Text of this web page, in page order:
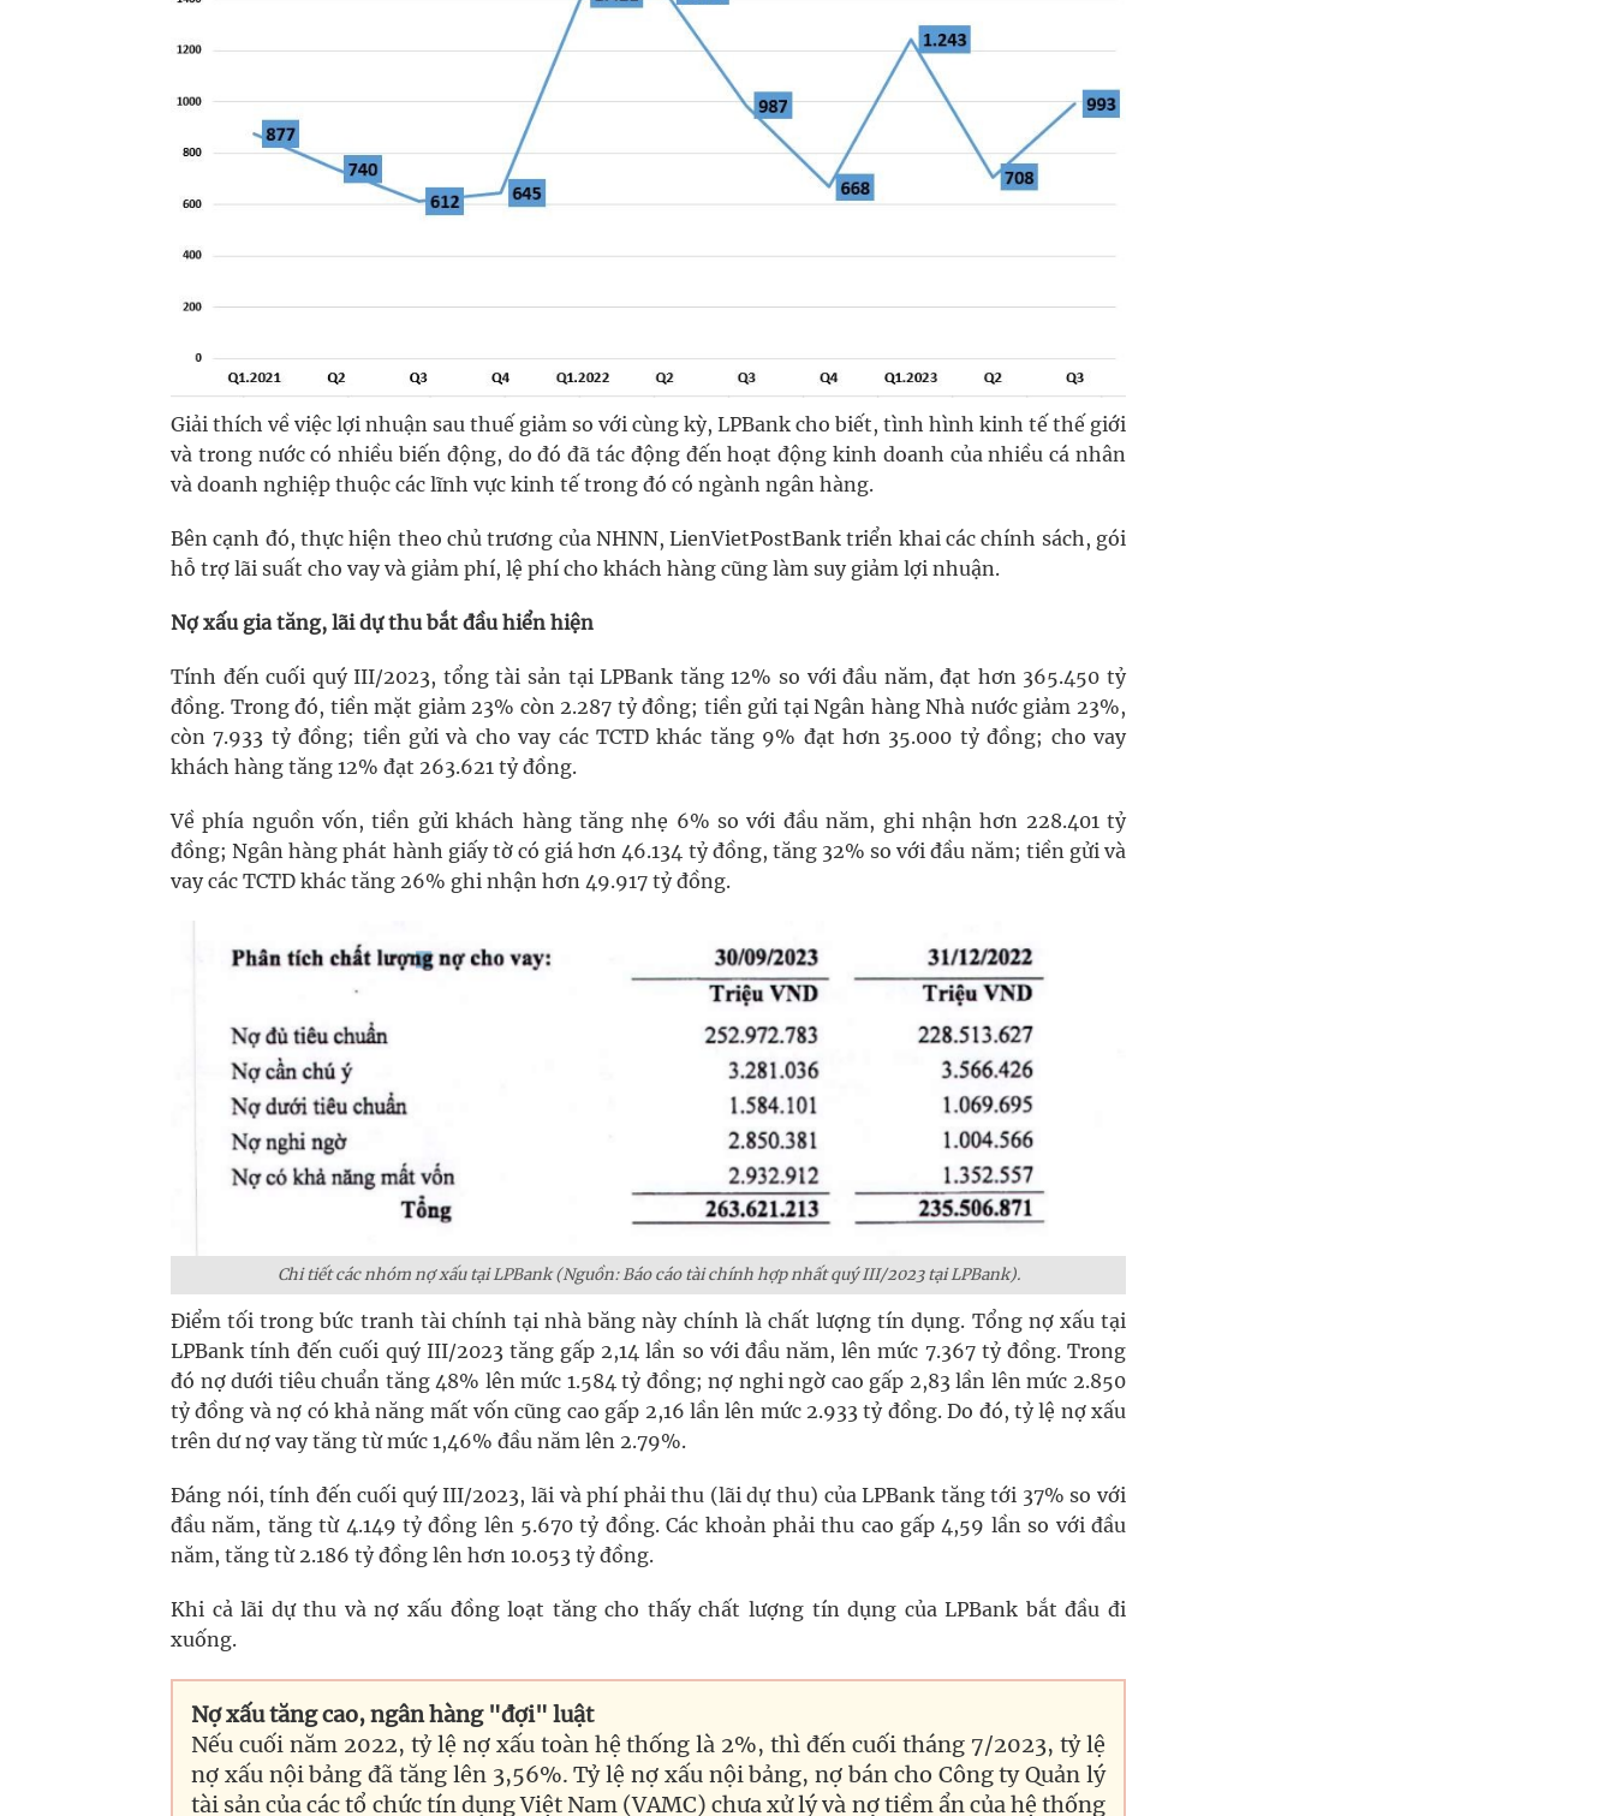
Giải thích về việc lợi nhuận sau thuế giảm so với cùng kỳ, LPBank cho biết, tình hình kinh tế thế giới
và trong nước có nhiều biến động, do đó đã tác động đến hoạt động kinh doanh của nhiều cá nhân
và doanh nghiệp thuộc các lĩnh vực kinh tế trong đó có ngành ngân hàng.
Bên cạnh đó, thực hiện theo chủ trương của NHNN, LienVietPostBank triển khai các chính sách, gói
hỗ trợ lãi suất cho vay và giảm phí, lệ phí cho khách hàng cũng làm suy giảm lợi nhuận.
Nợ xấu gia tăng, lãi dự thu bắt đầu hiển hiện
Tính đến cuối quý III/2023, tổng tài sản tại LPBank tăng 12% so với đầu năm, đạt hơn 365.450 tỷ
đồng. Trong đó, tiền mặt giảm 23% còn 2.287 tỷ đồng; tiền gửi tại Ngân hàng Nhà nước giảm 23%,
còn 7.933 tỷ đồng; tiền gửi và cho vay các TCTD khác tăng 9% đạt hơn 35.000 tỷ đồng; cho vay
khách hàng tăng 12% đạt 263.621 tỷ đồng.
Về phía nguồn vốn, tiền gửi khách hàng tăng nhẹ 6% so với đầu năm, ghi nhận hơn 228.401 tỷ
đồng; Ngân hàng phát hành giấy tờ có giá hơn 46.134 tỷ đồng, tăng 32% so với đầu năm; tiền gửi và
vay các TCTD khác tăng 26% ghi nhận hơn 49.917 tỷ đồng.
Chi tiết các nhóm nợ xấu tại LPBank (Nguồn: Báo cáo tài chính hợp nhất quý III/2023 tại LPBank).
Điểm tối trong bức tranh tài chính tại nhà băng này chính là chất lượng tín dụng. Tổng nợ xấu tại
LPBank tính đến cuối quý III/2023 tăng gấp 2,14 lần so với đầu năm, lên mức 7.367 tỷ đồng. Trong
đó nợ dưới tiêu chuẩn tăng 48% lên mức 1.584 tỷ đồng; nợ nghi ngờ cao gấp 2,83 lần lên mức 2.850
tỷ đồng và nợ có khả năng mất vốn cũng cao gấp 2,16 lần lên mức 2.933 tỷ đồng. Do đó, tỷ lệ nợ xấu
trên dư nợ vay tăng từ mức 1,46% đầu năm lên 2.79%.
Đáng nói, tính đến cuối quý III/2023, lãi và phí phải thu (lãi dự thu) của LPBank tăng tới 37% so với
đầu năm, tăng từ 4.149 tỷ đồng lên 5.670 tỷ đồng. Các khoản phải thu cao gấp 4,59 lần so với đầu
năm, tăng từ 2.186 tỷ đồng lên hơn 10.053 tỷ đồng.
Khi cả lãi dự thu và nợ xấu đồng loạt tăng cho thấy chất lượng tín dụng của LPBank bắt đầu đi
xuống.
Nợ xấu tăng cao, ngân hàng "đợi" luật
Nếu cuối năm 2022, tỷ lệ nợ xấu toàn hệ thống là 2%, thì đến cuối tháng 7/2023, tỷ lệ
nợ xấu nội bảng đã tăng lên 3,56%. Tỷ lệ nợ xấu nội bảng, nợ bán cho Công ty Quản lý
tài sản của các tổ chức tín dụng Việt Nam (VAMC) chưa xử lý và nợ tiềm ẩn của hệ thống